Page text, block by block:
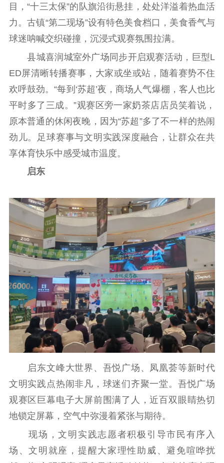
目，“十三太保”的队旗沿街悬挂，处处洋溢着热血活
力。古镇“第二现场”设有特色美食档口，美食香气与
球迷呐喊交织碰撞，沉浸式观赛氛围拉满。
县城喜润城室外广场同步开启观赛活动，巨型L
ED屏清晰转播赛事，大家或坐或站，随着赛势不住
欢呼鼓劲。“每到‘苏超’夜，商场人气爆棚，客人也比
平时多了三成。”观赛区旁一家奶茶店店员笑着说，
原本普通的休闲夜晚，因为“苏超”多了不一样的热闹
劲儿。足球赛事与文明实践深度融合，让群众在共
享体育快乐中感受城市温度。
启东
启东文峰大世界、吾悦广场、凤凰荟等新时代
文明实践点热闹非凡，球迷们齐聚一堂。吾悦广场
观赛区巨幕电子大屏前围满了人，近百双眼睛热切
地锁定屏幕，空气中弥漫着紧张与期待。
现场，文明实践志愿者积极引导市民有序入
场、文明就座，提醒大家理性助威、避免喧哗扰